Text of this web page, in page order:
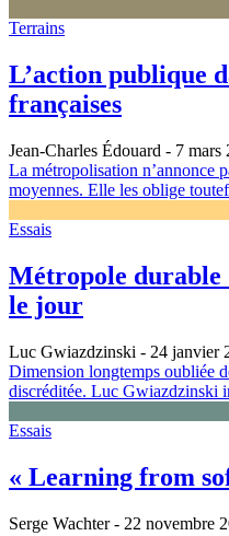
Terrains
L’action publique
françaises
Jean-Charles Édouard - 7 mars
La métropolisation n’annonce
moyennes. Elle les oblige
Essais
Métropole durable
le jour
Luc Gwiazdzinski - 24 janvier
Dimension longtemps oubliée
discréditée. Luc Gwiazdzinski
Essais
« Learning from
Serge Wachter- 22 novembre